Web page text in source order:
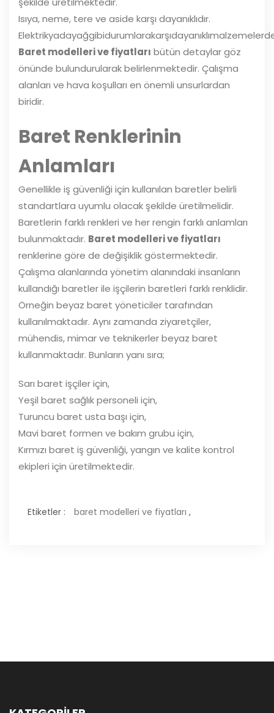
Isıya, neme, tere ve aside karşı dayanıklıdır.
Baret modelleri ve fiyatları bütün detaylar göz
önünde bulundurularak belirlenmektedir. Çalışma
alanları ve hava koşulları en önemli unsurlardan
biridir.
Baret Renklerinin
Anlamları
Genellikle iş güvenliği için kullanılan baretler belirli
standartlara uyumlu olacak şekilde üretilmelidir.
Baretlerin farklı renkleri ve her rengin farklı anlamları
bulunmaktadır. Baret modelleri ve fiyatları
renklerine göre de değişiklik göstermektedir.
Çalışma alanlarında yönetim alanındaki insanların
kullandığı baretler ile işçilerin baretleri farklı renklidir.
Örneğin beyaz baret yöneticiler tarafından
kullanılmaktadır. Aynı zamanda ziyaretçiler,
mühendis, mimar ve teknikerler beyaz baret
kullanmaktadır. Bunların yanı sıra;
Sarı baret işçiler için,
Yeşil baret sağlık personeli için,
Turuncu baret usta başı için,
Mavi baret formen ve bakım grubu için,
Kırmızı baret iş güvenliği, yangın ve kalite kontrol
ekipleri için üretilmektedir.
Etiketler : baret modelleri ve fiyatları ,